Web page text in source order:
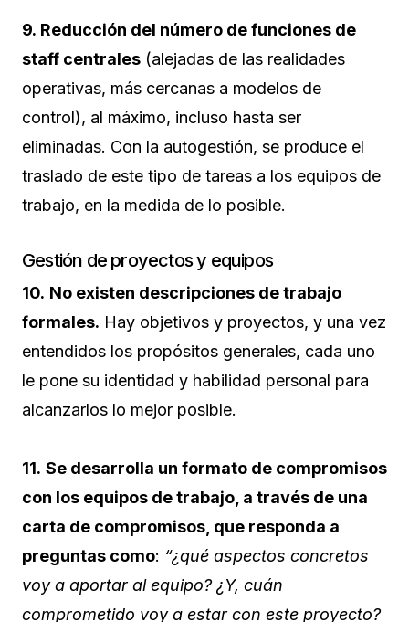
9. Reducción del número de funciones de
staff centrales (alejadas de las realidades
operativas, más cercanas a modelos de
control), al máximo, incluso hasta ser
eliminadas. Con la autogestión, se produce el
traslado de este tipo de tareas a los equipos de
trabajo, en la medida de lo posible.
Gestión de proyectos y equipos
10. No existen descripciones de trabajo
formales. Hay objetivos y proyectos, y una vez
entendidos los propósitos generales, cada uno
le pone su identidad y habilidad personal para
alcanzarlos lo mejor posible.
11. Se desarrolla un formato de compromisos
con los equipos de trabajo, a través de una
carta de compromisos, que responda a
preguntas como: “¿qué aspectos concretos
voy a aportar al equipo? ¿Y, cuán
comprometido voy a estar con este proyecto?